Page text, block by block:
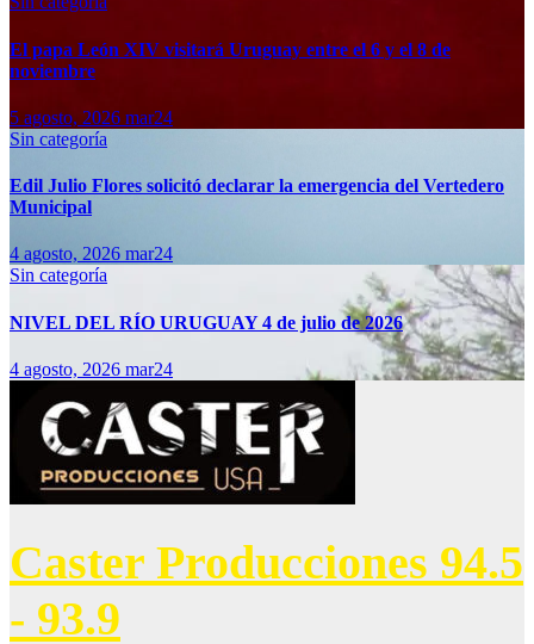
El papa León XIV visitará Uruguay entre el 6 y el 8 de
noviembre
5 agosto, 2026 mar24
Sin categoría
Edil Julio Flores solicitó declarar la emergencia del Vertedero
Municipal
4 agosto, 2026 mar24
Sin categoría
NIVEL DEL RÍO URUGUAY 4 de julio de 2026
4 agosto, 2026 mar24
Caster Producciones 94.5
- 93.9